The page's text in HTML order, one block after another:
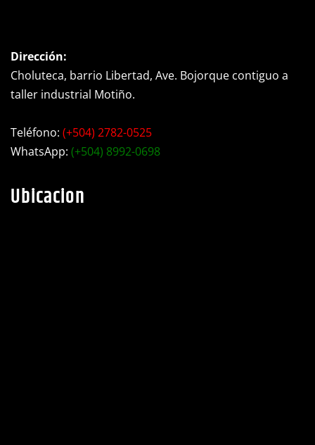
Dirección:
Choluteca, barrio Libertad, Ave. Bojorque contiguo a
taller industrial Motiño.
Teléfono: (+504) 2782-0525
WhatsApp: (+504) 8992-0698
Ubicacion